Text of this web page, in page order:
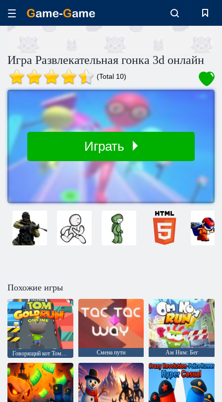
Игра Развлекательная гонка 3d онлайн
(Total 10)
Играть
Похожие игры
Говорящий кот Том: Золотой бег онлайн Смена пути Ам Ням: Бег